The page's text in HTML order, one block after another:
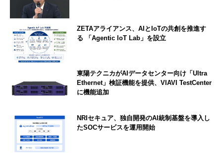
ZETAアライアンス、AIとIoTの共創を推進す
る 「Agentic IoT Lab」を設立
東陽テクニカがAIデータセンター向け「Ultra
Ethernet」検証機能を提供、VIAVI TestCenter
に機能追加
NRIセキュア、独自開発のAI統制基盤を導入し
たSOCサービスを運用開始